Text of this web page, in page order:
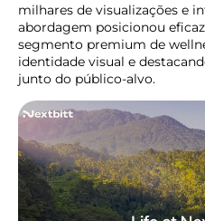
milhares de visualizações e
abordagem posicionou
segmento premium de
identidade visual e
junto do público-alvo.